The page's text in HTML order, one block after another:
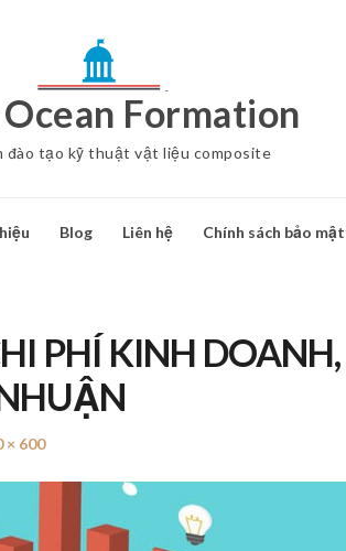
Formation
đào tạo kỹ thuật vật liệu composite
Blog Liên hệ Chính sách bảo mật
PHÍ KINH DOANH,
× 600